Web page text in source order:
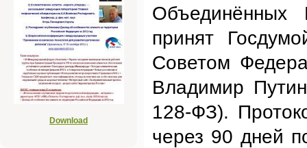
принят
Советом
Владимир
128-ФЗ).
через 90 дней
Download